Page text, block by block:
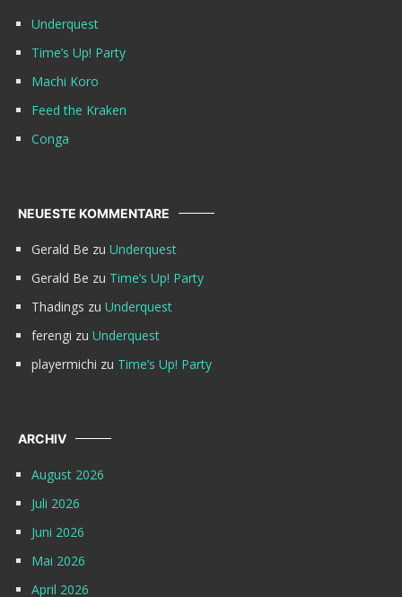
Underquest
Time’s Up! Party
Machi Koro
Feed the Kraken
Conga
NEUESTE KOMMENTARE
Gerald Be zu Underquest
Gerald Be zu Time’s Up! Party
Thadings zu Underquest
ferengi zu Underquest
playermichi zu Time’s Up! Party
ARCHIV
August 2026
Juli 2026
Juni 2026
Mai 2026
April 2026